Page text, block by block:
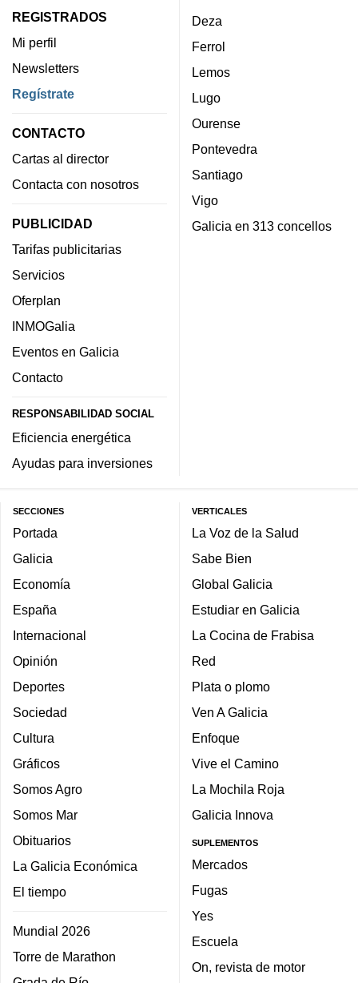
REGISTRADOS
Mi perfil
Newsletters
Regístrate
CONTACTO
Cartas al director
Contacta con nosotros
PUBLICIDAD
Tarifas publicitarias
Servicios
Oferplan
INMOGalia
Eventos en Galicia
Contacto
RESPONSABILIDAD SOCIAL
Eficiencia energética
Ayudas para inversiones
Deza
Ferrol
Lemos
Lugo
Ourense
Pontevedra
Santiago
Vigo
Galicia en 313 concellos
SECCIONES
Portada
Galicia
Economía
España
Internacional
Opinión
Deportes
Sociedad
Cultura
Gráficos
Somos Agro
Somos Mar
Obituarios
La Galicia Económica
El tiempo
Mundial 2026
Torre de Marathon
VERTICALES
La Voz de la Salud
Sabe Bien
Global Galicia
Estudiar en Galicia
La Cocina de Frabisa
Red
Plata o plomo
Ven A Galicia
Enfoque
Vive el Camino
La Mochila Roja
Galicia Innova
SUPLEMENTOS
Mercados
Fugas
Yes
Escuela
On, revista de motor